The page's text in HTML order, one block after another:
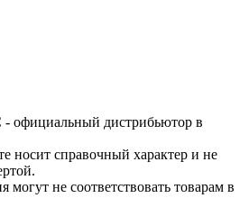
дистрибьютор в
носит справочный характер и не
не соответствовать товарам в